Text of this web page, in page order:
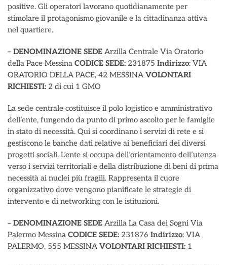
positive. Gli operatori lavorano quotidianamente per
stimolare il protagonismo giovanile e la cittadinanza attiva
nel quartiere.
– DENOMINAZIONE SEDE Arzilla Centrale Via Oratorio
della Pace Messina CODICE SEDE: 231875 Indirizzo: VIA
ORATORIO DELLA PACE, 42 MESSINA VOLONTARI
RICHIESTI: 2 di cui 1 GMO
La sede centrale costituisce il polo logistico e amministrativo
dell’ente, fungendo da punto di primo ascolto per le famiglie
in stato di necessità. Qui si coordinano i servizi di rete e si
gestiscono le banche dati relative ai beneficiari dei diversi
progetti sociali. L’ente si occupa dell’orientamento dell’utenza
verso i servizi territoriali e della distribuzione di beni di prima
necessità ai nuclei più fragili. Rappresenta il cuore
organizzativo dove vengono pianificate le strategie di
intervento e di networking con le istituzioni.
– DENOMINAZIONE SEDE Arzilla La Casa dei Sogni Via
Palermo Messina CODICE SEDE: 231876 Indirizzo: VIA
PALERMO, 555 MESSINA VOLONTARI RICHIESTI: 1